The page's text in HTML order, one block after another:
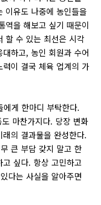
이유도 나중에 농인들을
역을 해보고 싶기 때문이
할 수 있는 최선은 시각
하고, 농인 회원과 수어
이 결국 체육 업계의 가
게 한마디 부탁한다.
마찬가지다. 당장 변화
의 결과물을 완성한다.
큰 부담 갖지 말고 한
싶다. 항상 고민하고
다는 사실을 알아주면